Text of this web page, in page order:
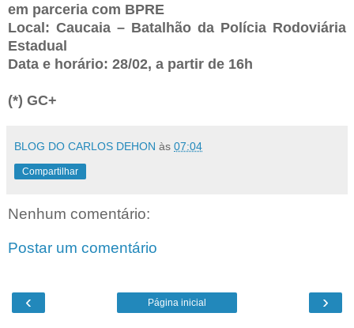
em parceria com BPRE
Local: Caucaia – Batalhão da Polícia Rodoviária
Estadual
Data e horário: 28/02, a partir de 16h
(*) GC+
BLOG DO CARLOS DEHON às 07:04
Compartilhar
Nenhum comentário:
Postar um comentário
‹ ›
Página inicial